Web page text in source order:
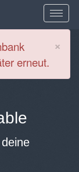
×
erneut.